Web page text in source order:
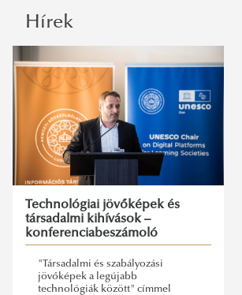
Hírek
Technológiai jövőképek és
társadalmi kihívások –
konferenciabeszámoló
"Társadalmi és szabályozási
jövőképek a legújabb
technológiák között" címmel